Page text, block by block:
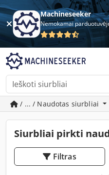
Machineseeker
Nemokamai
/ ... / Naudotas siurbliai
Siurbliai pirkti
Filtras